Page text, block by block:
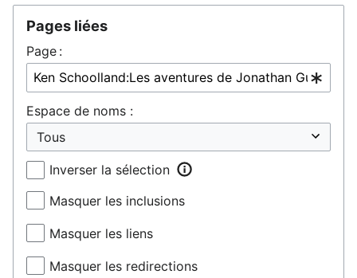
Pages liées
Page :
Espace de noms :
Inverser la sélection
Masquer les inclusions
Masquer les liens
Masquer les redirections